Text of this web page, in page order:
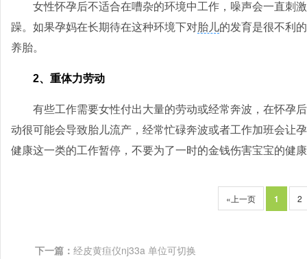
女性怀孕后不适合在嘈杂的环境中工作，噪声会一直刺
躁。如果孕妈在长期待在这种环境下对胎儿的发育是很不利
养胎。
2、重体力劳动
有些工作需要女性付出大量的劳动或经常奔波，在怀孕
动很可能会导致胎儿流产，经常忙碌奔波或者工作加班会让
健康这一类的工作暂停，不要为了一时的金钱伤害宝宝的健
«上一页 1 2
下一篇： 经皮黄疸仪nj33a 单位可切换